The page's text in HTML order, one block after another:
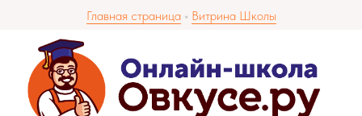
Главная страница • Витрина Школы